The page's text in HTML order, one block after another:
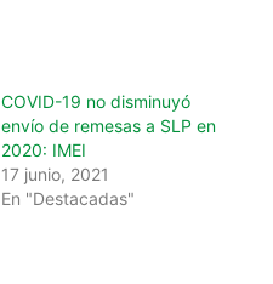
COVID-19 no disminuyó
envío de remesas a SLP en
2020: IMEI
17 junio, 2021
En "Destacadas"